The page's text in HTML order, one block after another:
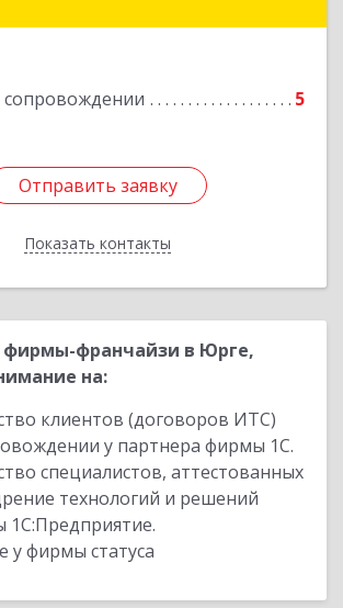
сопровождении 5
Отправить заявку
Показать контакты
Отправить заявку
Назад
фирмы-франчайзи в Юрге,
на:
клиентов (договоров ИТС)
у партнера фирмы 1С.
специалистов, аттестованных
технологий и решений
1С:Предприятие.
у фирмы статуса